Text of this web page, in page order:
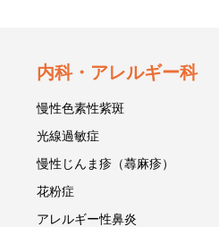
内科・アレルギー科
慢性色素性紫斑
光線過敏症
慢性じんま疹（蕁麻疹）
花粉症
アレルギー性鼻炎